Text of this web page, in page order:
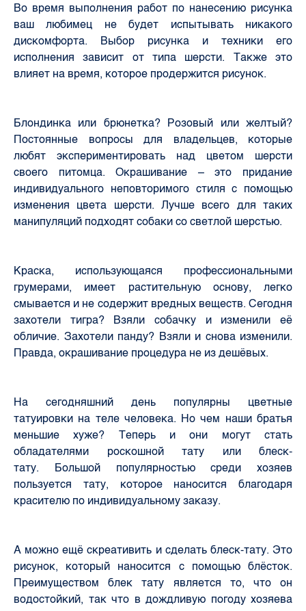
Во время выполнения работ по нанесению рисунка
ваш любимец не будет испытывать никакого
дискомфорта. Выбор рисунка и техники его
исполнения зависит от типа шерсти. Также это
влияет на время, которое продержится рисунок.
Блондинка или брюнетка? Розовый или желтый?
Постоянные вопросы для владельцев, которые
любят экспериментировать над цветом шерсти
своего питомца.Окрашивание – это придание
индивидуального неповторимого стиля с помощью
изменения цвета шерсти. Лучше всего для таких
манипуляций подходят собаки со светлой шерстью.
Краска, использующаяся профессиональными
грумерами, имеет растительную основу, легко
смывается и не содержит вредных веществ. Сегодня
захотели тигра? Взяли собачку и изменили её
обличие. Захотели панду? Взяли и снова изменили.
Правда, окрашивание процедура не из дешёвых.
На сегодняшний день популярны цветные
татуировки на теле человека. Но чем наши братья
меньшие хуже? Теперь и они могут стать
обладателями роскошной тату или блеск-
тату. Большой популярностью среди хозяев
пользуется тату, которое наносится благодаря
красителю по индивидуальному заказу.
А можно ещё скреативить и сделать блеск-тату. Это
рисунок, который наносится с помощью блёсток.
Преимуществом блек тату является то, что он
водостойкий, так что в дождливую погоду хозяева